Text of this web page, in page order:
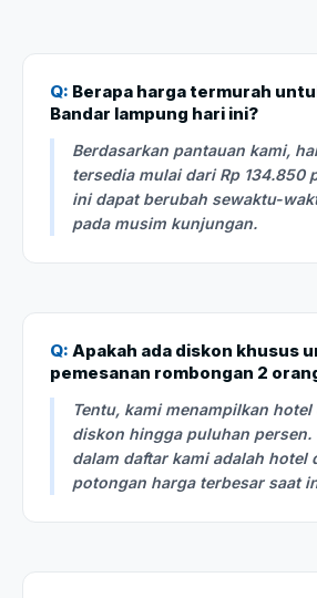
Q: Berapa harga termurah
Bandar lampung hari ini?
Berdasarkan pantauan kami,
tersedia mulai dari Rp 134.850
ini dapat berubah sewaktu-
pada musim kunjungan.
Q: Apakah ada diskon khusus
pemesanan rombongan 2
Tentu, kami menampilkan
diskon hingga puluhan persen.
dalam daftar kami adalah hotel
potongan harga terbesar saat